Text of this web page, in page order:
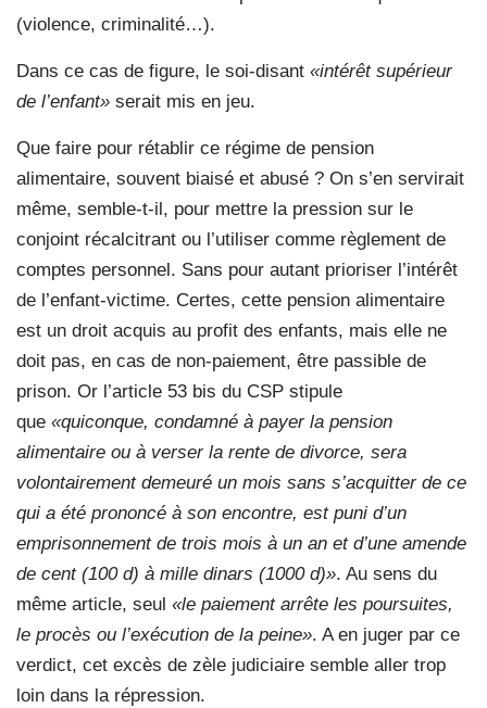
(violence, criminalité…).
Dans ce cas de figure, le soi-disant «intérêt supérieur
de l’enfant» serait mis en jeu.
Que faire pour rétablir ce régime de pension
alimentaire, souvent biaisé et abusé ? On s’en servirait
même, semble-t-il, pour mettre la pression sur le
conjoint récalcitrant ou l’utiliser comme règlement de
comptes personnel. Sans pour autant prioriser l’intérêt
de l’enfant-victime. Certes, cette pension alimentaire
est un droit acquis au profit des enfants, mais elle ne
doit pas, en cas de non-paiement, être passible de
prison. Or l’article 53 bis du CSP stipule
que «quiconque, condamné à payer la pension
alimentaire ou à verser la rente de divorce, sera
volontairement demeuré un mois sans s’acquitter de ce
qui a été prononcé à son encontre, est puni d’un
emprisonnement de trois mois à un an et d’une amende
de cent (100 d) à mille dinars (1000 d)». Au sens du
même article, seul «le paiement arrête les poursuites,
le procès ou l’exécution de la peine». A en juger par ce
verdict, cet excès de zèle judiciaire semble aller trop
loin dans la répression.